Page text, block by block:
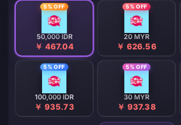
5% OFF
50,000 IDR
￥ 467.04
5% OFF
20 MYR
￥ 626.56
5% OFF
100,000 IDR
￥ 935.73
5% OFF
30 MYR
￥ 937.38